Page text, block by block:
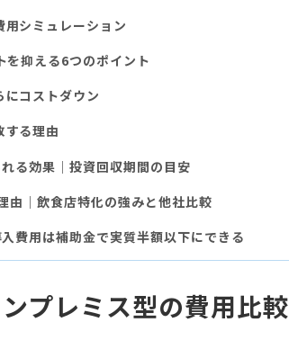
シミュレーション
を抑える6つのポイント
コストダウン
する理由
る効果｜投資回収期間の目安
由｜飲食店特化の強みと他社比較
費用は補助金で実質半額以下にできる
プレミス型の費用比較